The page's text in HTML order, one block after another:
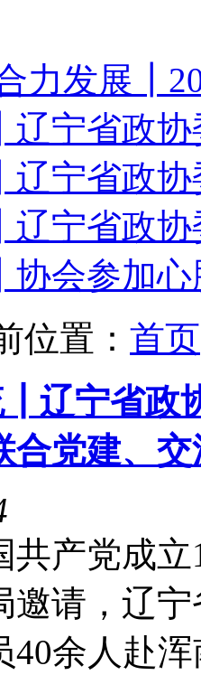
力发展
宁省政协
宁省政协
宁省政协
会参加心
位置： 首页
辽宁省政
合党建、
共产党成
邀请，辽
40余人赴